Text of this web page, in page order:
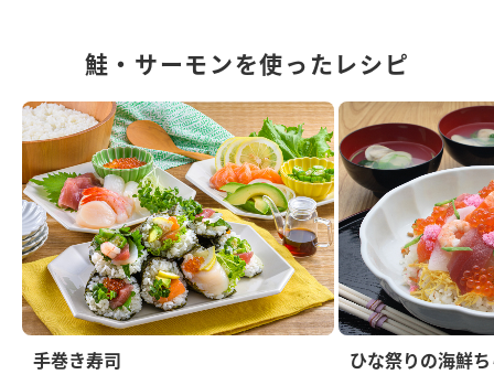
鮭・サーモンを使ったレシピ
手巻き寿司 ひな祭りの海鮮